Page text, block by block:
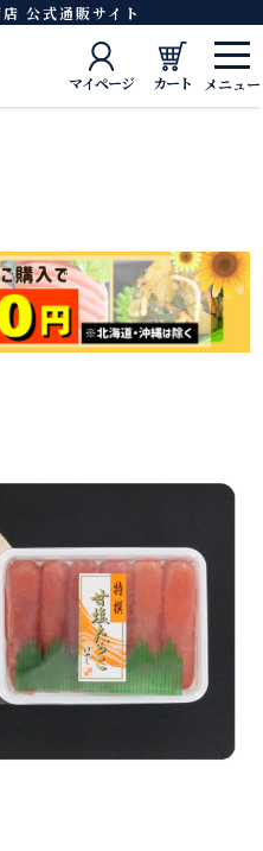
公式通販サイト
マイページ カート